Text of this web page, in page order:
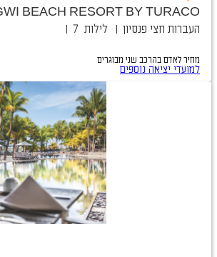
BEACH RESORT BY TURACO
7 לילות
חצי פנסיון העברות
למועדי יציאה נוספים
מחיר לאדם בהרכב שני מבוגרים